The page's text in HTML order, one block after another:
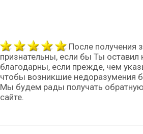
После получения
признательны, если бы Ты
благодарны, если прежде, чем
чтобы возникшие недоразумения
Мы будем рады получать
сайте.